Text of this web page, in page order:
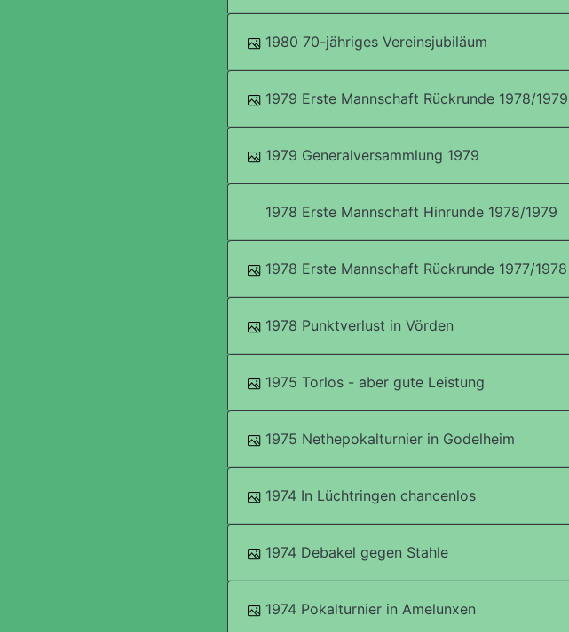
1980 70-jähriges Vereinsjubiläum
1979 Erste Mannschaft Rückrunde 1978/1979
1979 Generalversammlung 1979
1978 Erste Mannschaft Hinrunde 1978/1979
1978 Erste Mannschaft Rückrunde 1977/1978
1978 Punktverlust in Vörden
1975 Torlos - aber gute Leistung
1975 Nethepokalturnier in Godelheim
1974 In Lüchtringen chancenlos
1974 Debakel gegen Stahle
1974 Pokalturnier in Amelunxen